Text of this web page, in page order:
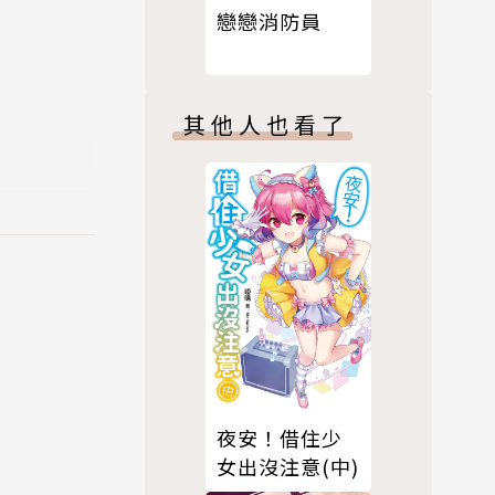
戀戀消防員
其他人也看了
夜安！借住少
女出沒注意(中)